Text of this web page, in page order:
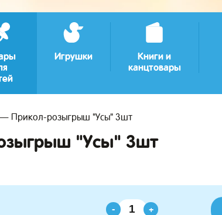
Игрушки
Книги и
канцтовары
Прикол-розыгрыш "Усы" 3шт
"Усы" 3шт
- +